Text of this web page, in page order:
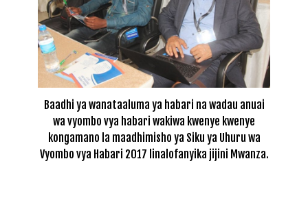
Baadhi ya wanataaluma ya habari na wadau anuai
wa vyombo vya habari wakiwa kwenye kwenye
kongamano la maadhimisho ya Siku ya Uhuru wa
Vyombo vya Habari 2017 linalofanyika jijini Mwanza.